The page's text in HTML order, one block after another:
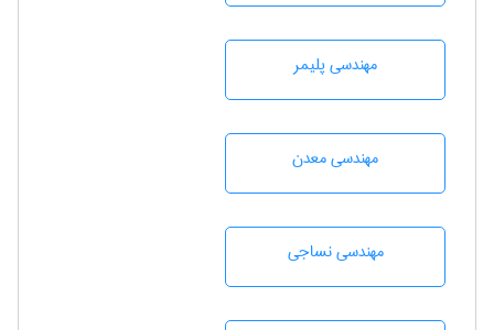
مهندسی پليمر
مهندسی معدن
مهندسي نساجی